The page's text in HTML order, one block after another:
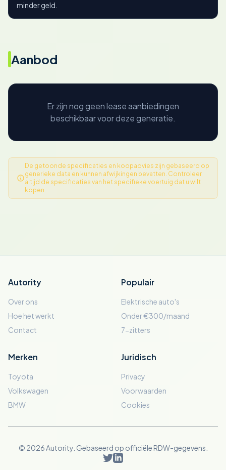
minder geld.
Aanbod
Er zijn nog geen lease aanbiedingen
beschikbaar voor deze generatie.
De getoonde specificaties en koopadvies zijn gebaseerd op
generieke data en kunnen afwijkingen bevatten. Controleer
altijd de specificaties van het specifieke voertuig dat u wilt
kopen.
Autority
Over ons
Hoe het werkt
Contact
Populair
Elektrische auto's
Onder €300/maand
7-zitters
Merken
Toyota
Volkswagen
BMW
Juridisch
Privacy
Voorwaarden
Cookies
© 2026 Autority. Gebaseerd op officiële RDW-gegevens.